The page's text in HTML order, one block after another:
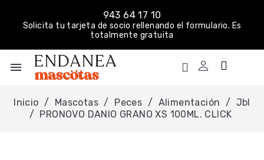
943 64 17 10
Solicita tu tarjeta de socio rellenando el formulario. Es
totalmente gratuita
menu
Inicio Mascotas Peces Alimentación
Jbl
PRONOVO DANIO GRANO XS 100ML. CLICK